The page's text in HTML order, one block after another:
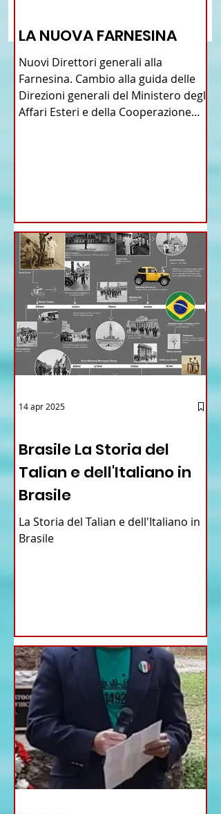
LA NUOVA FARNESINA
Nuovi Direttori generali alla
Farnesina. Cambio alla guida delle
Direzioni generali del Ministero degli
Affari Esteri e della Cooperazione
Brasile La Storia del
Talian e dell'Italiano in
Brasile
La Storia del Talian e dell'Italiano in
Brasile
14 apr 2025